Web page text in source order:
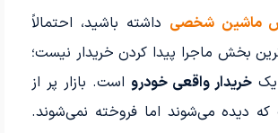
ماشین شخصی داشته باشید، احتمالاً
بخش ماجرا پیدا کردن خریدار نیست؛
یک خریدار واقعی خودرو است. بازار پر از
دیده می‌شوند اما فروخته نمی‌شوند.